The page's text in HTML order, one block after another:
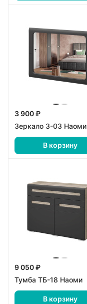
3 900 ₽
Зеркало З-03 Наоми
В корзину
9 050 ₽
Тумба ТБ-18 Наоми
В корзину